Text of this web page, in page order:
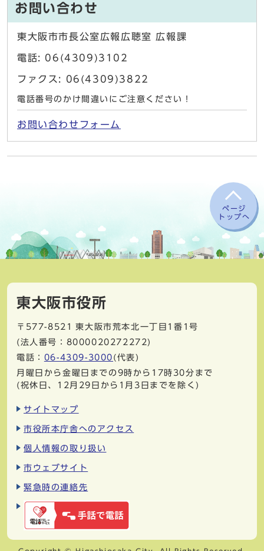
お問い合わせ
東大阪市市長公室広報広聴室 広報課
電話: 06(4309)3102
ファクス: 06(4309)3822
電話番号のかけ間違いにご注意ください！
お問い合わせフォーム
ページ
トップへ
東大阪市役所
〒577-8521
東大阪市荒本北一丁目1番1号
(法人番号：8000020272272)
電話： 06-4309-3000 (代表)
月曜日から金曜日までの9時から17時30分まで
(祝休日、12月29日から1月3日までを除く)
サイトマップ
市役所本庁舎へのアクセス
個人情報の取り扱い
市ウェブサイト
緊急時の連絡先